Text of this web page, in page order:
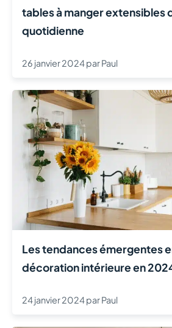
tables à manger extensibles
quotidienne
26 janvier 2024parPaul
Les tendances émergentes
décoration intérieure en
24 janvier 2024parPaul